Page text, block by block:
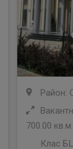
Район:
700.00 кв.м
Клас